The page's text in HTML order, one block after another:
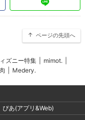
ページの先頭へ
ズニー特集 mimot.
Medery.
ぴあ(アプリ&Web)